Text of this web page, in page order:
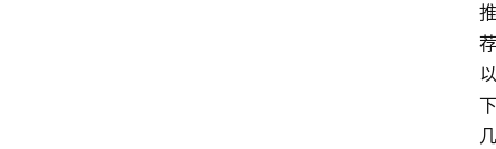
推
荐
以
下
几